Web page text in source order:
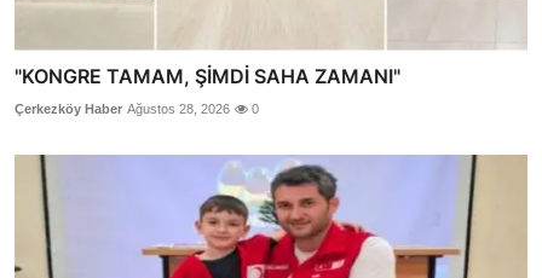
"KONGRE TAMAM, ŞİMDİ SAHA ZAMANI"
Çerkezköy Haber Ağustos 28, 2026 0